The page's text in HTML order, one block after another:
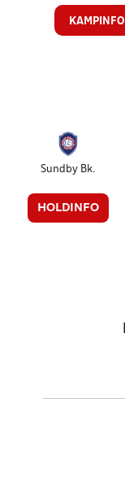
KAMPINFO
Sundby Bk.
HOLDINFO